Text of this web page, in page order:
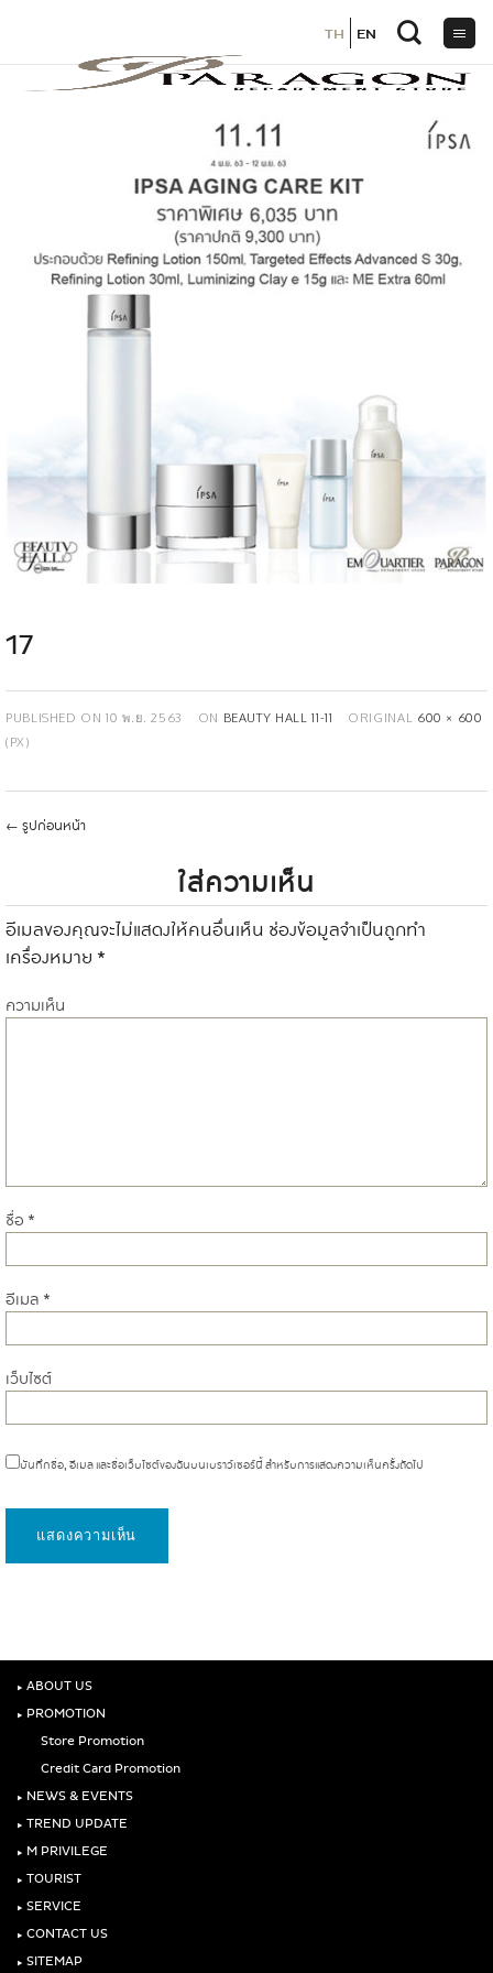
17
PUBLISHED ON10 พ.ย. 2563 ON BEAUTY HALL 11-11 ORIGINAL 600 × 600
(PX)
← รูปก่อนหน้า
ใส่ความเห็น
อีเมลของคุณจะไม่แสดงให้คนอื่นเห็น ช่องข้อมูลจำเป็นถูกทำ
เครื่องหมาย *
ความเห็น
ชื่อ *
อีเมล *
เว็บไซต์
บันทึกชื่อ, อีเมล และชื่อเว็บไซต์ของฉันบนเบราว์เซอร์นี้ สำหรับการแสดงความเห็นครั้งถัดไป
‣ ABOUT US
‣ PROMOTION
Store Promotion
Credit Card Promotion
‣ NEWS & EVENTS
‣ TREND UPDATE
‣ M PRIVILEGE
‣ TOURIST
‣ SERVICE
‣ CONTACT US
‣ SITEMAP
TH EN
TH EN